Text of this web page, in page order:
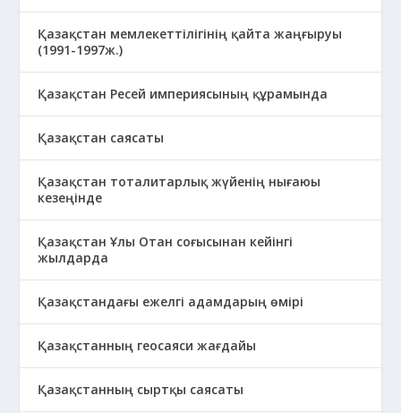
Қазақстан мемлекеттілігінің қайта жаңғыруы
(1991-1997ж.)
Қазақстан Ресей империясының құрамында
Қазақстан саясаты
Қазақстан тоталитарлық жүйенің нығаюы
кезеңінде
Қазақстан Ұлы Отан соғысынан кейінгі
жылдарда
Қазақстандағы ежелгі адамдарың өмірі
Қазақстанның геосаяси жағдайы
Қазақстанның сыртқы саясаты